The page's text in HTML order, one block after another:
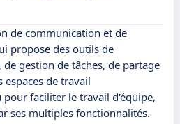
de communication et de
propose des outils de
gestion de tâches, de partage
espaces de travail
pour faciliter le travail d'équipe,
ses multiples fonctionnalités.